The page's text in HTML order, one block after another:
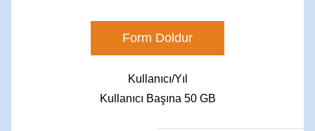
Form Doldur
Kullanıcı/Yıl
​Kullanıcı Başına 50 GB